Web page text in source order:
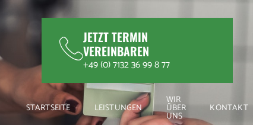
JETZT TERMIN
VEREINBAREN
+49 (0) 7132 36 99 8 77
STARTSEITE LEISTUNGEN
WIR
ÜBER
UNS
KONTAKT